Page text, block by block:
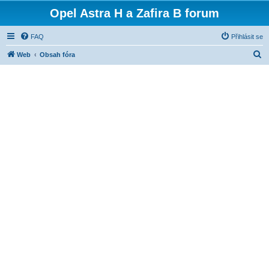
Opel Astra H a Zafira B forum
FAQ Přihlásit se
Web Obsah fóra